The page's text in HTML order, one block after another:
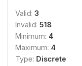
Valid: 3
Invalid: 518
Minimum: 4
Maximum: 4
Type: Discrete